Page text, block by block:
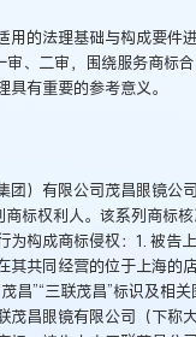
的法理基础与构成要件
、二审，围绕服务商标
有重要的参考意义。
团）有限公司茂昌眼镜公
标权利人。该系列商标
构成商标侵权：1. 被告
其共同经营的位于上海的
昌”“三联茂昌”标识及相
昌眼镜有限公司（下称大